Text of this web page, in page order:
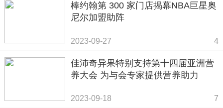
棒约翰第 300 家门店揭幕NBA巨星奥
尼尔加盟助阵
2023-09-27 4
佳沛奇异果特别支持第十四届亚洲营
养大会 为与会专家提供营养助力
2023-09-18 7